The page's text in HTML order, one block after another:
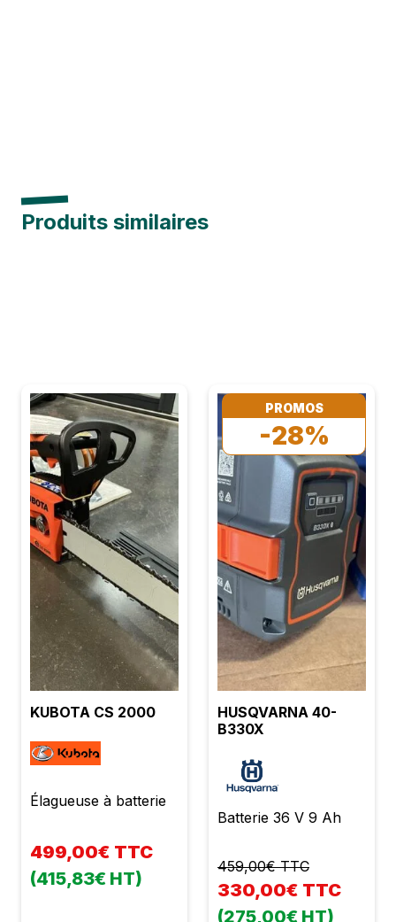
Produits similaires
KUBOTA CS 2000
Élagueuse à batterie
499,00€ TTC
(415,83€ HT)
PROMOS
-28%
HUSQVARNA 40-
B330X
Batterie 36 V 9 Ah
459,00€ TTC
330,00€ TTC
(275,00€ HT)